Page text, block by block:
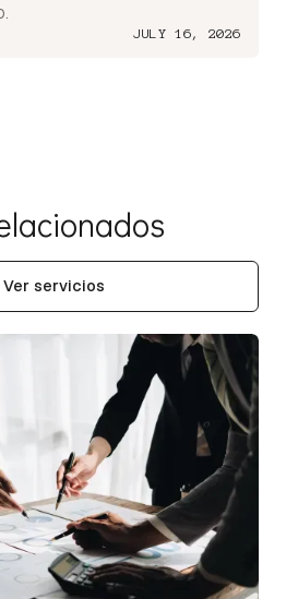
JULY 16, 2026
Ver servicios